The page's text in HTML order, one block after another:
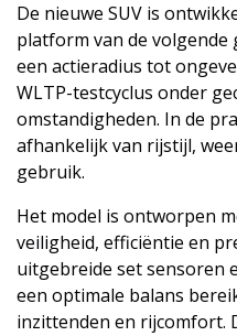
De nieuwe SUV is
platform van de
een actieradius tot
WLTP-testcyclus onder
omstandigheden. In de
afhankelijk van rijstijl,
gebruik.
Het model is ontworpen
veiligheid, efficiëntie en
uitgebreide set sensoren
een optimale balans
inzittenden en rijcomfort.